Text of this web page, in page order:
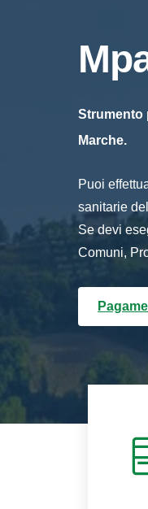
Strumento
Marche.
Puoi
sanitarie
Se devi
Comuni,